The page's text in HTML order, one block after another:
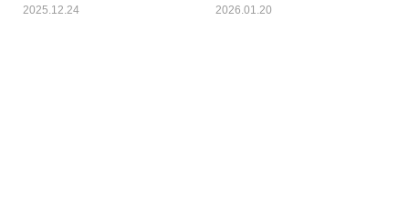
2025.12.24 2026.01.20